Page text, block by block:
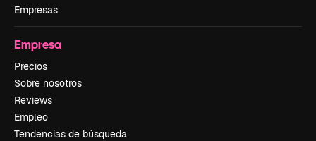
Empresas
Empresa
Precios
Sobre nosotros
Reviews
Empleo
Tendencias de búsqueda